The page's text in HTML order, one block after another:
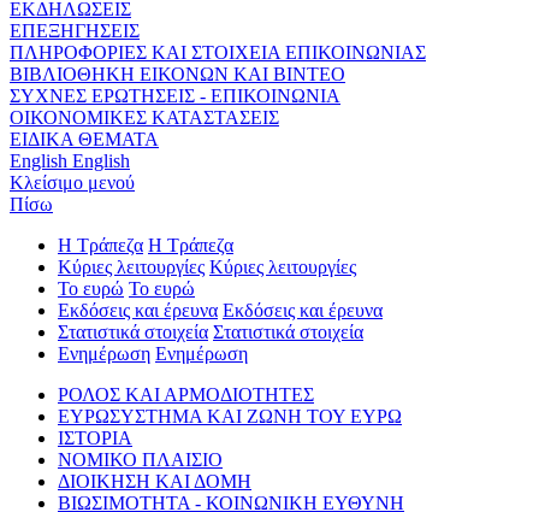
ΕΚΔΗΛΩΣΕΙΣ
ΕΠΕΞΗΓΗΣΕΙΣ
ΠΛΗΡΟΦΟΡΙΕΣ ΚΑΙ ΣΤΟΙΧΕΙΑ ΕΠΙΚΟΙΝΩΝΙΑΣ
ΒΙΒΛΙΟΘΗΚΗ ΕΙΚΟΝΩΝ ΚΑΙ ΒΙΝΤΕΟ
ΣΥΧΝΕΣ ΕΡΩΤΗΣΕΙΣ - ΕΠΙΚΟΙΝΩΝΙΑ
ΟΙΚΟΝΟΜΙΚΕΣ ΚΑΤΑΣΤΑΣΕΙΣ
ΕΙΔΙΚΑ ΘΕΜΑΤΑ
English English
Κλείσιμο μενού
Πίσω
Η Τράπεζα Η Τράπεζα
Κύριες λειτουργίες Κύριες λειτουργίες
Το ευρώ Το ευρώ
Εκδόσεις και έρευνα Εκδόσεις και έρευνα
Στατιστικά στοιχεία Στατιστικά στοιχεία
Ενημέρωση Ενημέρωση
ΡΟΛΟΣ ΚΑΙ ΑΡΜΟΔΙΟΤΗΤΕΣ
ΕΥΡΩΣΥΣΤΗΜΑ ΚΑΙ ΖΩΝΗ ΤΟΥ ΕΥΡΩ
ΙΣΤΟΡΙΑ
ΝΟΜΙΚΟ ΠΛΑΙΣΙΟ
ΔΙΟΙΚΗΣΗ ΚΑΙ ΔΟΜΗ
ΒΙΩΣΙΜΟΤΗΤΑ - ΚΟΙΝΩΝΙΚΗ ΕΥΘΥΝΗ